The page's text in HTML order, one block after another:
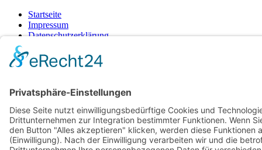
Startseite
Impressum
Datenschutzerklärung
Vertrag widerrufen
AGB
Gutschein
© 2026Bauchwärts Paderborn|hello@bauchwaerts-paderborn.de